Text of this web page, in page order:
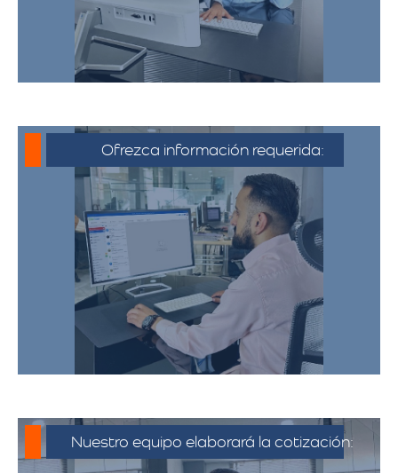
Ofrezca información requerida:
Debe proporcionar información detallada
sobre la mudanza, incluyendo la dirección
de origen y destino, el tipo y cantidad de
pertenencias.​
Nuestro equipo elaborará la cotización: